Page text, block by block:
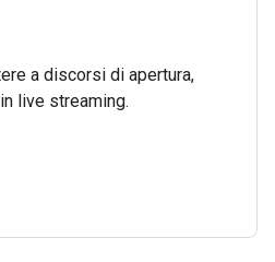
a discorsi di apertura,
live streaming.